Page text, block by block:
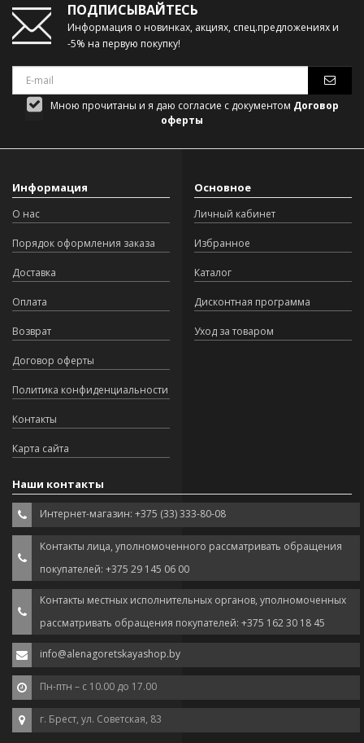
ПОДПИСЫВАЙТЕСЬ
Информация о новинках, акциях, спец.предложениях и
-5% на первую покупку!
Мною прочитаны и я даю согласие с документом Договор
оферты
Информация
О нас
Порядок оформления заказа
Доставка
Оплата
Возврат
Договор оферты
Политика конфиденциальности
Контакты
Карта сайта
Основное
Личный кабинет
Избранное
Каталог
Дисконтная программа
Уход за товаром
Наши контакты
Интернет-магазин: +375 (33) 333-80-08
Контакты лица, уполномоченного рассматривать обращения
покупателей: +375 29 145 06 00
Контакты местных исполнительных органов, уполномоченных
рассматривать обращения покупателей: +375 162 30 18 45
info@alenagoretskayashop.by
Пн-птн – с 10.00 до 17.00
г. Брест, ул. Советская, 83